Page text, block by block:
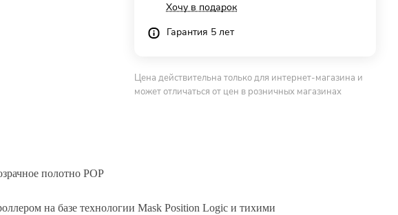
Хочу в подарок
Гарантия 5 лет
Цена действительна только для интернет-магазина и
может отличаться от цен в розничных магазинах
полотно POP
на базе технологии Mask Position Logic и тихими